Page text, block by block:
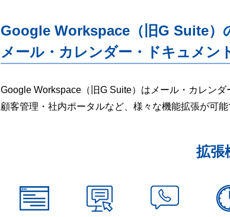
Google Workspace（旧G Suite）
メール・カレンダー・ドキュメン
Google Workspace（旧G Suite）はメール・カレンダ
顧客管理・社内ポータルなど、様々な機能拡張が可能
拡張